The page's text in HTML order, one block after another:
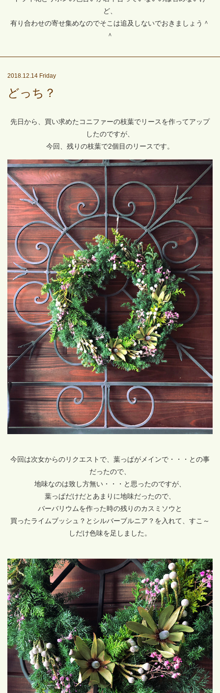
ど、
有り合わせの寄せ集めなのでそこは追及しないでおきましょう＾
＾
2018.12.14 Friday
どっち？
先日から、買い求めたコニファーの枝葉でリースを作ってアップ
したのですが、
今回、残りの枝葉で2個目のリースです。
今回は次女からのリクエストで、葉っぱがメインで・・・との事
だったので、
地味なのは致し方無い・・・と思ったのですが、
葉っぱだけだとあまりに地味だったので、
バーバリウムを作った時の残りのカスミソウと
買ったライムブッシュ？とシルバーブルニア？を入れて、すこ～
しだけ色味を足しました。